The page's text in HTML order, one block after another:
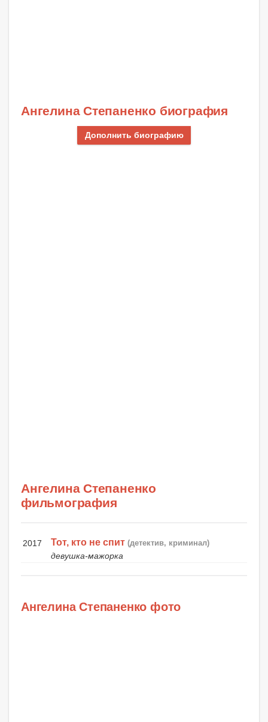
Ангелина Степаненко биография
Дополнить биографию
Ангелина Степаненко
фильмография
2017 Тот, кто не спит (детектив, криминал)
девушка-мажорка
Ангелина Степаненко фото